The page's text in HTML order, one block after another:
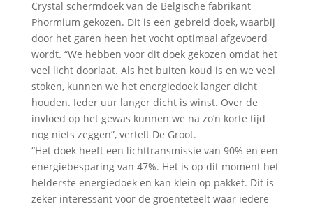
Crystal schermdoek van de Belgische fabrikant
Phormium gekozen. Dit is een gebreid doek, waarbij
door het garen heen het vocht optimaal afgevoerd
wordt. “We hebben voor dit doek gekozen omdat het
veel licht doorlaat. Als het buiten koud is en we veel
stoken, kunnen we het energiedoek langer dicht
houden. Ieder uur langer dicht is winst. Over de
invloed op het gewas kunnen we na zo’n korte tijd
nog niets zeggen”, vertelt De Groot.
“Het doek heeft een lichttransmissie van 90% en een
energiebesparing van 47%. Het is op dit moment het
helderste energiedoek en kan klein op pakket. Dit is
zeker interessant voor de groenteteelt waar iedere